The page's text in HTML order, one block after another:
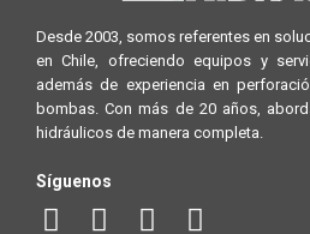
Desde 2003, somos referentes en
en Chile, ofreciendo equipos y
además de experiencia en
bombas. Con más de 20 años,
hidráulicos de manera completa.
Síguenos